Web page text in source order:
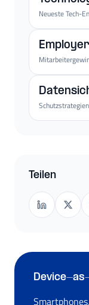
Neueste Tech-
Teilen
Device-